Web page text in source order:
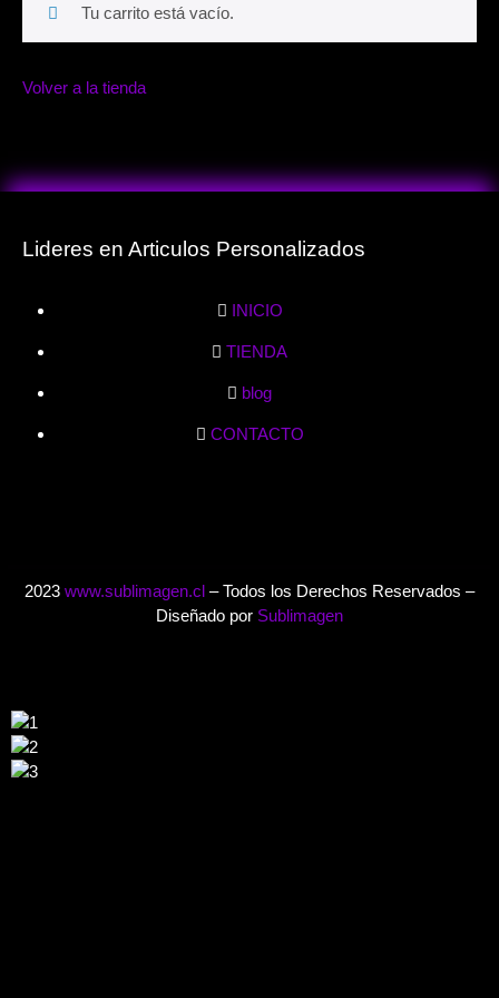
Tu carrito está vacío.
Volver a la tienda
Lideres en Articulos Personalizados
INICIO
TIENDA
blog
CONTACTO
2023 www.sublimagen.cl – Todos los Derechos Reservados –
Diseñado por Sublimagen